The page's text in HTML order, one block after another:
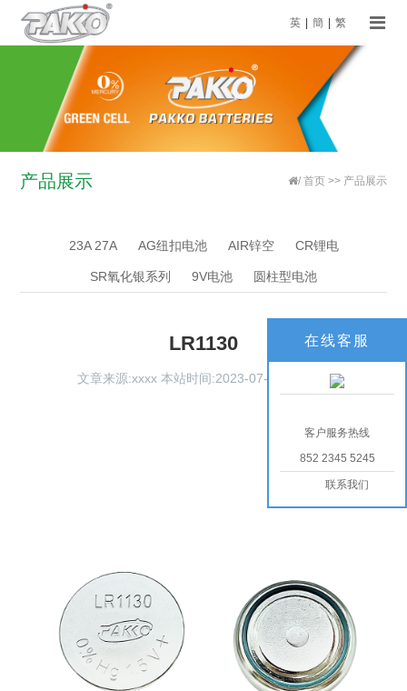
英 簡 繁
产品展示 / 首页>> 产品展示
23A 27A AG纽扣电池 AIR锌空 CR锂电
SR氧化银系列 9V电池 圆柱型电池
LR1130
文章来源:xxxx 本站时间:2023-07-14 点击:
在线客服
客户服务热线
852 2345 5245
联系我们